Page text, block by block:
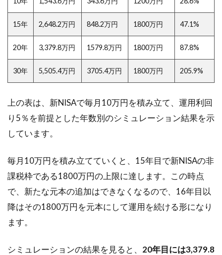
15年 2,648.2万円 848.2万円 1800万円 47.1%
20年 3,379.8万円 1579.8万円 1800万円 87.8%
30年 5,505.4万円 3705.4万円 1800万円 205.9%
上の表は、新NISAで毎月10万円を積み立て、運用利回
り5％を前提とした年数別のシミュレーション結果を示
しています。
毎月10万円を積み立てていくと、15年目で新NISAの非
課税枠である1800万円の上限に達します。この時点
で、新たな元本の追加はできなくなるので、16年目以
降はその1800万円を元本にして運用を続ける形になり
ます。
シミュレーションの結果を見ると、 20年目には3,379.8